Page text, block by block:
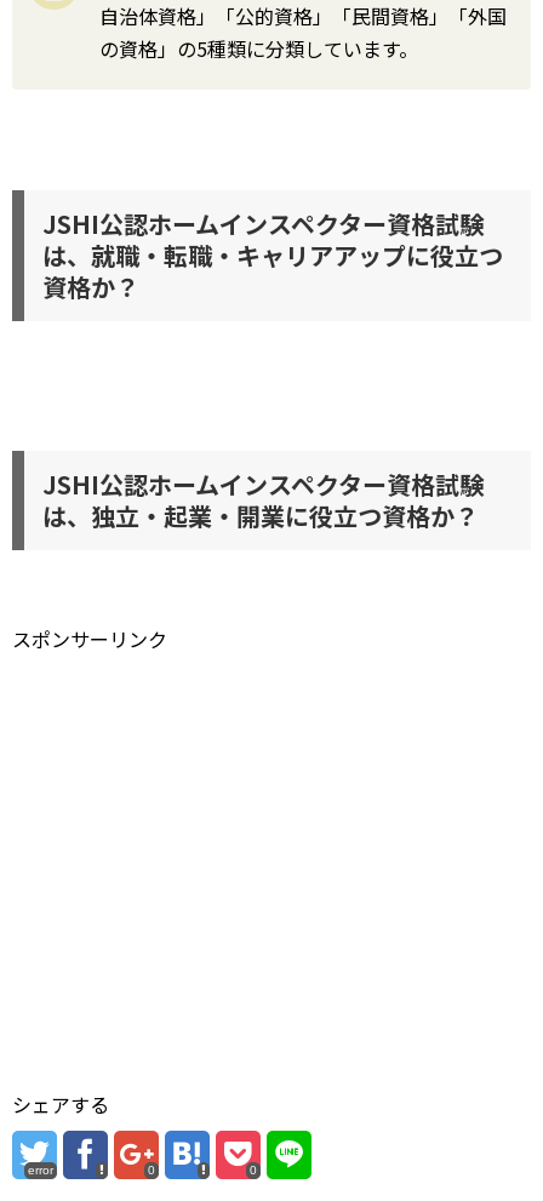
自治体資格」「公的資格」「民間資格」「外国
の資格」の5種類に分類しています。
JSHI公認ホームインスペクター資格試験
は、就職・転職・キャリアアップに役立つ
資格か？
JSHI公認ホームインスペクター資格試験
は、独立・起業・開業に役立つ資格か？
スポンサーリンク
シェアする
error 0 0